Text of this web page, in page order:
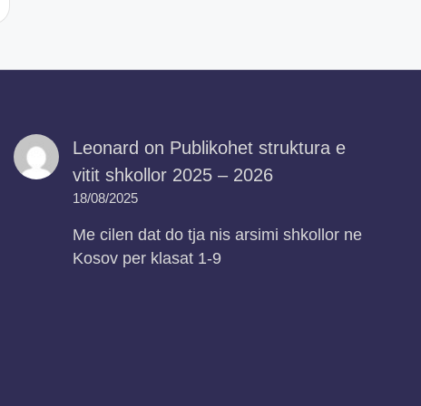
Leonard on Publikohet struktura e
vitit shkollor 2025 – 2026
18/08/2025
Me cilen dat do tja nis arsimi shkollor ne
Kosov per klasat 1-9